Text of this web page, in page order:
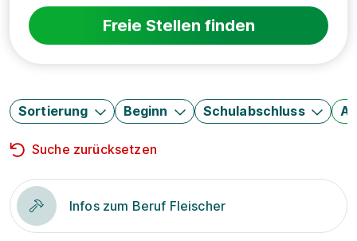
Freie Stellen finden
Sortierung Beginn Schulabschluss
Suche zurücksetzen
Infos zum Beruf Fleischer